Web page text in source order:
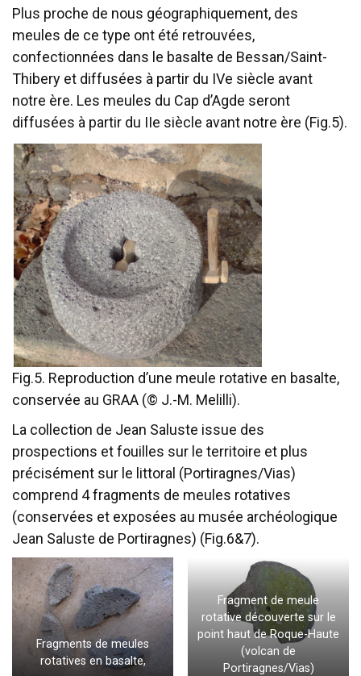
Plus proche de nous géographiquement, des
meules de ce type ont été retrouvées,
confectionnées dans le basalte de Bessan/Saint-
Thibery et diffusées à partir du IVe siècle avant
notre ère. Les meules du Cap d’Agde seront
diffusées à partir du IIe siècle avant notre ère (Fig.5).
Fig.5. Reproduction d’une meule rotative en basalte,
conservée au GRAA (© J.-M. Melilli).
La collection de Jean Saluste issue des
prospections et fouilles sur le territoire et plus
précisément sur le littoral (Portiragnes/Vias)
comprend 4 fragments de meules rotatives
(conservées et exposées au musée archéologique
Jean Saluste de Portiragnes) (Fig.6&7).
Fragments de meules
rotatives en basalte,
Fragment de meule
rotative découverte sur le
point haut de Roque-Haute
(volcan de
Portiragnes/Vias)